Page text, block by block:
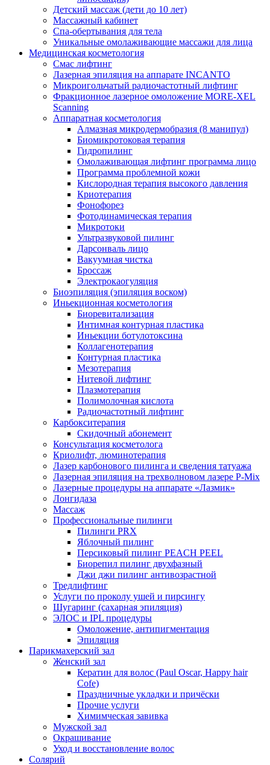
Детский массаж (дети до 10 лет)
Массажный кабинет
Спа-обертывания для тела
Уникальные омолаживающие массажи для лица
Медицинская косметология
Смас лифтинг
Лазерная эпиляция на аппарате INCANTO
Микроигольчатый радиочастотный лифтинг
Фракционное лазерное омоложение MORE-XEL
Scanning
Аппаратная косметология
Алмазная микродермобразия (8 манипул)
Биомикротоковая терапия
Гидропилинг
Омолаживающая лифтинг программа лицо
Программа проблемной кожи
Кислородная терапия высокого давления
Криотерапия
Фонофорез
Фотодинамическая терапия
Микротоки
Ультразвуковой пилинг
Дарсонваль лицо
Вакуумная чистка
Броссаж
Электрокаогуляция
Биоэпиляция (эпиляция воском)
Иньекционная косметология
Биоревитализация
Интимная контурная пластика
Иньекции ботулотоксина
Коллагенотерапия
Контурная пластика
Мезотерапия
Нитевой лифтинг
Плазмотерапия
Полимолочная кислота
Радиочастотный лифтинг
Карбокситерапия
Скидочный абонемент
Консультация косметолога
Криолифт, люминотерапия
Лазер карбонового пилинга и сведения татуажа
Лазерная эпиляция на трехволновом лазере P-Mix
Лазерные процедуры на аппарате «Лазмик»
Лонгидаза
Массаж
Профессиональные пилинги
Пилинги PRX
Яблочный пилинг
Персиковый пилинг PEACH PEEL
Биорепил пилинг двухфазный
Джи джи пилинг антивозрастной
Тредлифтинг
Услуги по проколу ушей и пирсингу
Шугаринг (сахарная эпиляция)
ЭЛОС и IPL процедуры
Омоложение, антипигментация
Эпиляция
Парикмахерский зал
Женский зал
Кератин для волос (Paul Oscar, Happy hair
Cofe)
Праздничные укладки и причёски
Прочие услуги
Химимческая завивка
Мужской зал
Окрашивание
Уход и восстановление волос
Солярий